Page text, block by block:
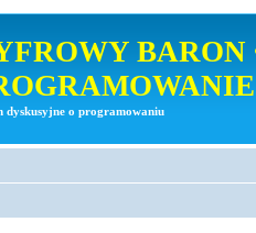
BARON
dyskusyjne o programowaniu